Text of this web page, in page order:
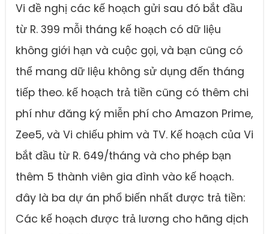
Vi đề nghị các kế hoạch gửi sau đó bắt đầu
từ R. 399 mỗi tháng kế hoạch có dữ liệu
không giới hạn và cuộc gọi, và bạn cũng có
thể mang dữ liệu không sử dụng đến tháng
tiếp theo. kế hoạch trả tiền cũng có thêm chi
phí như đăng ký miễn phí cho Amazon Prime,
Zee5, và Vi chiếu phim và TV. Kế hoạch của Vi
bắt đầu từ R. 649/tháng và cho phép bạn
thêm 5 thành viên gia đình vào kế hoạch.
đây là ba dự án phổ biến nhất được trả tiền:
Các kế hoạch được trả lương cho hãng dịch